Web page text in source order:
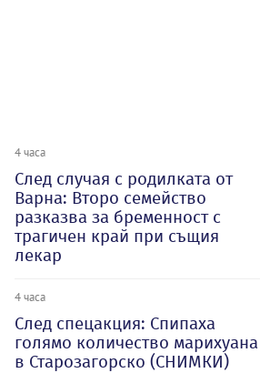
4 часа
След случая с родилката от
Варна: Второ семейство
разказва за бременност с
трагичен край при същия
лекар
4 часа
След спецакция: Спипаха
голямо количество марихуана
в Старозагорско (СНИМКИ)